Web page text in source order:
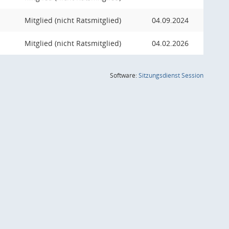
Mitglied (nicht Ratsmitglied) 04.09.2024
Mitglied (nicht Ratsmitglied) 04.02.2026
Software:SitzungsdienstSession(Wird in